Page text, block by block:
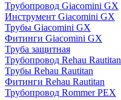
Трубопровод Giacomini GX
Инструмент Giacomini GX
Трубы Giacomini GX
Фитинги Giacomini GX
Труба защитная
Трубопровод Rehau Rautitan
Трубы Rehau Rautitan
Фитинги Rehau Rautitan
Трубопровод Rommer PEX